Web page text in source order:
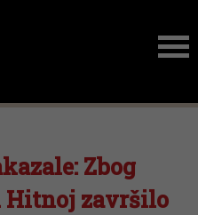
Zbog
Hitnoj završilo